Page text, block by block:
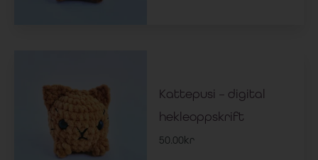
Kattepusi – digital
hekleoppskrift
50.00kr